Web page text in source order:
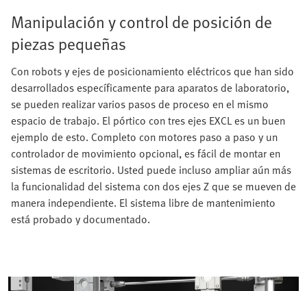
Manipulación y control de posición de
piezas pequeñas
Con robots y ejes de posicionamiento eléctricos que han sido
desarrollados específicamente para aparatos de laboratorio,
se pueden realizar varios pasos de proceso en el mismo
espacio de trabajo. El pórtico con tres ejes EXCL es un buen
ejemplo de esto. Completo con motores paso a paso y un
controlador de movimiento opcional, es fácil de montar en
sistemas de escritorio. Usted puede incluso ampliar aún más
la funcionalidad del sistema con dos ejes Z que se mueven de
manera independiente. El sistema libre de mantenimiento
está probado y documentado.